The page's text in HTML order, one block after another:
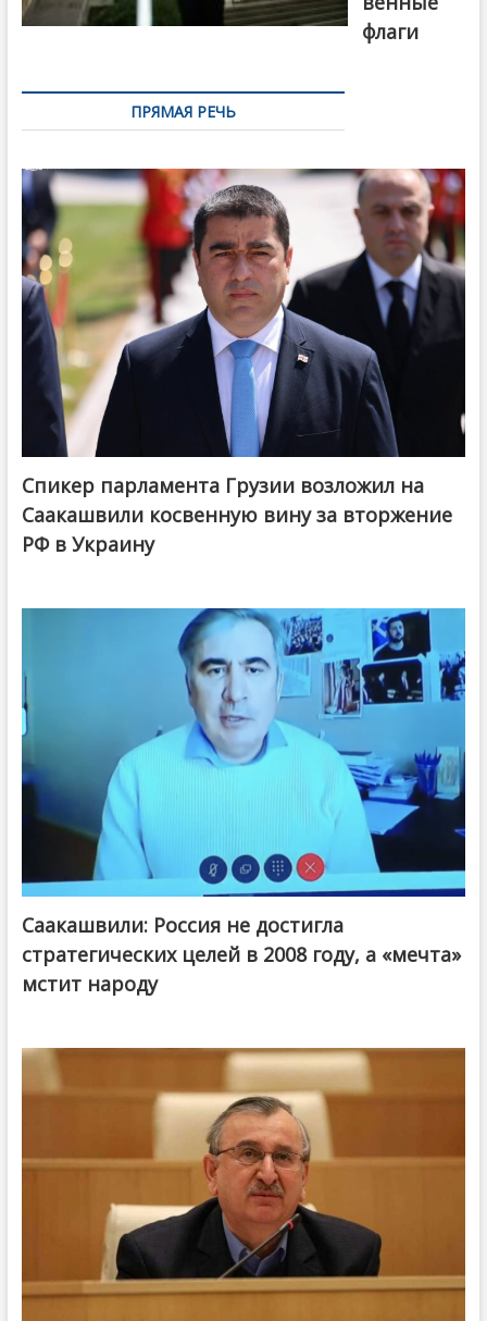
флаги
ПРЯМАЯ РЕЧЬ
Спикер парламента Грузии возложил на
Саакашвили косвенную вину за вторжение
РФ в Украину
Саакашвили: Россия не достигла
стратегических целей в 2008 году, а «мечта»
мстит народу